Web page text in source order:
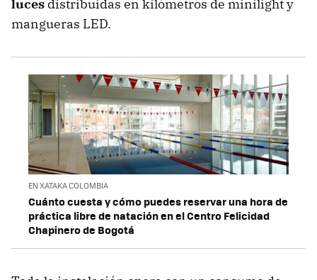
luces distribuidas en kilómetros de minilight y
mangueras LED.
EN XATAKA COLOMBIA
Cuánto cuesta y cómo puedes reservar una hora de
práctica libre de natación en el Centro Felicidad
Chapinero de Bogotá